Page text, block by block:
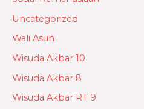
Uncategorized
Wali Asuh
Wisuda Akbar 10
Wisuda Akbar 8
Wisuda Akbar RT 9